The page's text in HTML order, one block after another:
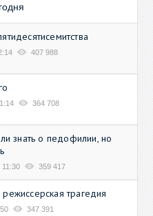
407 988
364 708
знать о педофилии, но
11:30 359 417
трагедия
347 391